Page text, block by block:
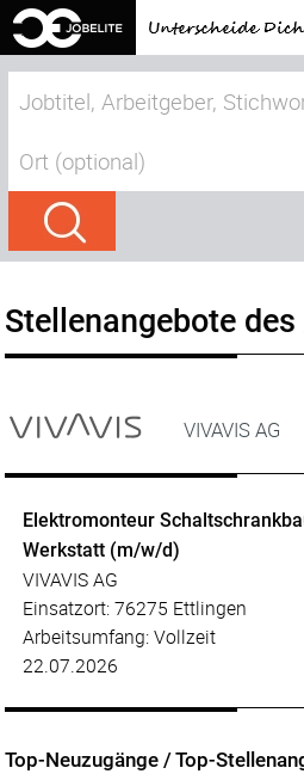
Top-Neuzugänge / Top-
Stellenangebote
VIVAVIS AG
Elektromonteur
Werkstatt (m/w/d)
VIVAVIS AG
Einsatzort: 76275 Ettlingen
Arbeitsumfang: Vollzeit
22.07.2026